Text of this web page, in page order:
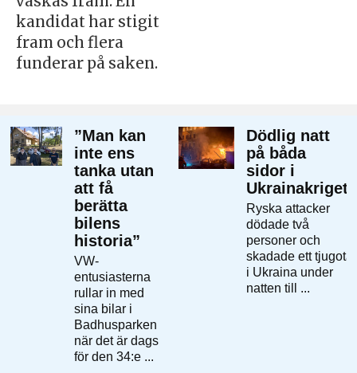
kandidat har stigit
fram och flera
funderar på saken.